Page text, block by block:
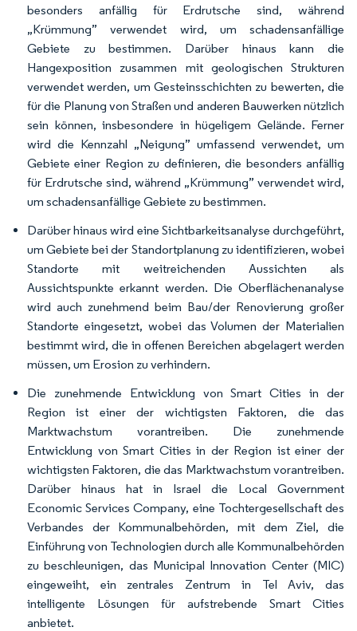
besonders anfällig für Erdrutsche sind, während
„Krümmung” verwendet wird, um schadensanfällige
Gebiete zu bestimmen. Darüber hinaus kann die
Hangexposition zusammen mit geologischen Strukturen
verwendet werden, um Gesteinsschichten zu bewerten, die
für die Planung von Straßen und anderen Bauwerken nützlich
sein können, insbesondere in hügeligem Gelände. Ferner
wird die Kennzahl „Neigung” umfassend verwendet, um
Gebiete einer Region zu definieren, die besonders anfällig
für Erdrutsche sind, während „Krümmung” verwendet wird,
um schadensanfällige Gebiete zu bestimmen.
Darüber hinaus wird eine Sichtbarkeitsanalyse durchgeführt,
um Gebiete bei der Standortplanung zu identifizieren, wobei
Standorte mit weitreichenden Aussichten als
Aussichtspunkte erkannt werden. Die Oberflächenanalyse
wird auch zunehmend beim Bau/der Renovierung großer
Standorte eingesetzt, wobei das Volumen der Materialien
bestimmt wird, die in offenen Bereichen abgelagert werden
müssen, um Erosion zu verhindern.
Die zunehmende Entwicklung von Smart Cities in der
Region ist einer der wichtigsten Faktoren, die das
Marktwachstum vorantreiben. Die zunehmende
Entwicklung von Smart Cities in der Region ist einer der
wichtigsten Faktoren, die das Marktwachstum vorantreiben.
Darüber hinaus hat in Israel die Local Government
Economic Services Company, eine Tochtergesellschaft des
Verbandes der Kommunalbehörden, mit dem Ziel, die
Einführung von Technologien durch alle Kommunalbehörden
zu beschleunigen, das Municipal Innovation Center (MIC)
eingeweiht, ein zentrales Zentrum in Tel Aviv, das
intelligente Lösungen für aufstrebende Smart Cities
anbietet.